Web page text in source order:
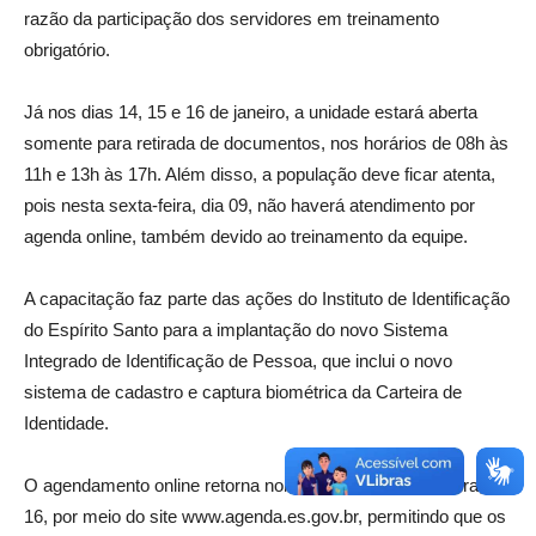
razão da participação dos servidores em treinamento
obrigatório.
Já nos dias 14, 15 e 16 de janeiro, a unidade estará aberta
somente para retirada de documentos, nos horários de 08h às
11h e 13h às 17h. Além disso, a população deve ficar atenta,
pois nesta sexta-feira, dia 09, não haverá atendimento por
agenda online, também devido ao treinamento da equipe.
A capacitação faz parte das ações do Instituto de Identificação
do Espírito Santo para a implantação do novo Sistema
Integrado de Identificação de Pessoa, que inclui o novo
sistema de cadastro e captura biométrica da Carteira de
Identidade.
O agendamento online retorna normalmente na sexta-feira, dia
16, por meio do site www.agenda.es.gov.br, permitindo que os